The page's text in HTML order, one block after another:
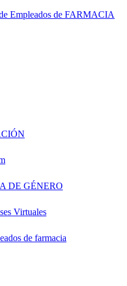
DE GÉNERO
Virtuales
de farmacia